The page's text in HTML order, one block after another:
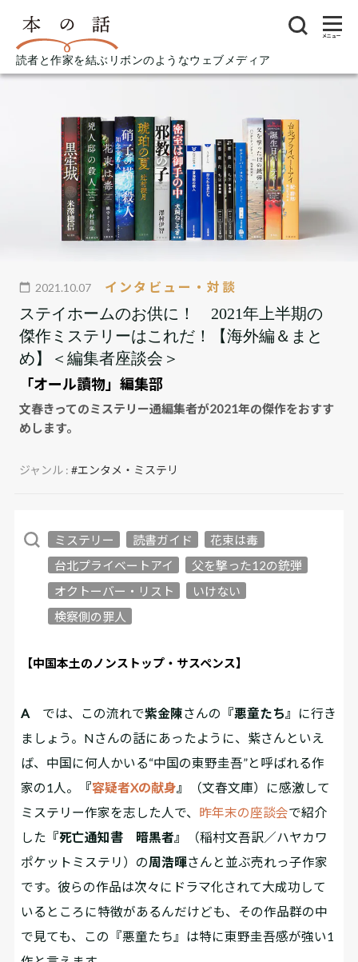
読者と作家を結ぶリボンのようなウェブメディア
メニュー
2021.10.07 インタビュー・対談
ステイホームのお供に！ 2021年上半期の
傑作ミステリーはこれだ！【海外編＆まと
め】＜編集者座談会＞
「オール讀物」編集部
文春きってのミステリー通編集者が2021年の傑作をおすす
めします。
ジャンル :#エンタメ・ミステリ
ミステリー 読書ガイド
花束は毒
台北プライベートアイ
父を撃った12の銃弾
オクトーバー・リスト
いけない
検察側の罪人
【中国本土のノンストップ・サスペンス】
A では、この流れで紫金陳さんの 『悪童たち』 に行き
ましょう。Nさんの話にあったように、紫さんといえ
ば、中国に何人かいる“中国の東野圭吾”と呼ばれる作
家の1人。
『容疑者Xの献身 』
（文春文庫）に感激して
ミステリー作家を志した人で、 昨年末の座談会で紹介
した 『死亡通知書 暗黒者』
（稲村文吾訳／ハヤカワ
ポケットミステリ）の周浩暉さんと並ぶ売れっ子作家
です。彼らの作品は次々にドラマ化されて大成功して
いるところに特徴があるんだけども、その作品群の中
で見ても、この『悪童たち』は特に東野圭吾感が強い1